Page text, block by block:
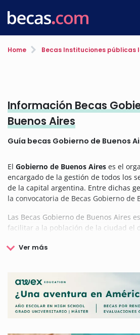
Home Becas Instituciones públicas
Información Becas
Buenos Aires
Guía becas Gobierno de Buenos
El Gobierno de Buenos Aires es el
encargado de la gestión de todos los
de la capital argentina. Entre dichas
la convocatoria de Becas Gobierno de
Las Becas Gobierno de Buenos Aires
facilitar a la población de la ciudad el
movilidad de la comunidad estudiantil.
dividiéndolas en diversos sectores
cultura, trabajo, industrias y
educación y formación.
En esta web podrás conocer todos